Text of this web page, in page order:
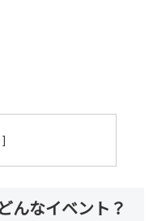
んなイベント？